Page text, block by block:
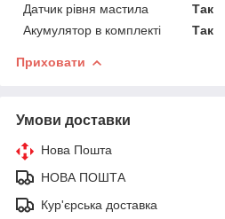
Датчик рівня мастила
Так
Акумулятор в комплекті
Так
Приховати
Умови доставки
Нова Пошта
НОВА ПОШТА
Кур'єрська доставка